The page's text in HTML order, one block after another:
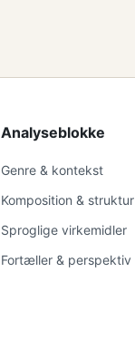
Analyseblokke
Genre & kontekst
Komposition & struktur
Sproglige virkemidler
Fortæller & perspektiv